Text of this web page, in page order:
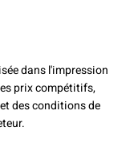
dans l'impression
prix compétitifs,
des conditions de